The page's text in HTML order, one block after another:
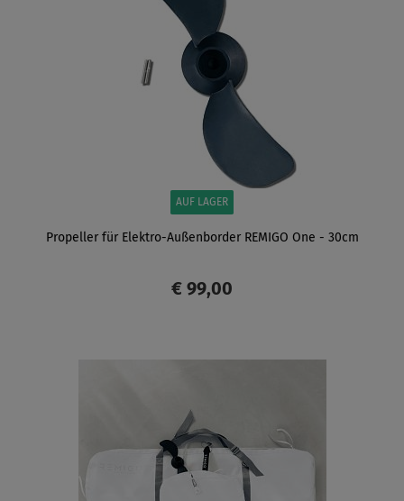
AUF LAGER
Propeller für Elektro-Außenborder REMIGO One - 30cm
€ 99,00